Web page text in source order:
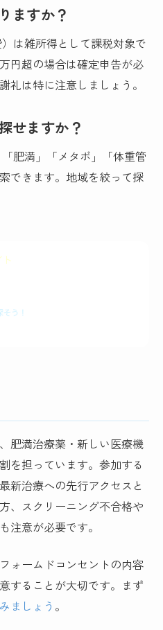
ますか？
は雑所得として課税対象で
円超の場合は確定申告が必
礼は特に注意しましょう。
せますか？
「肥満」「メタボ」「体重管
できます。地域を絞って探
肥満治療薬・新しい医療機
を担っています。参加する
新治療への先行アクセスと
、スクリーニング不合格や
注意が必要です。
ォームドコンセントの内容
することが大切です。まず
ましょう 。